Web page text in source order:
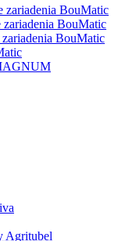
zariadenia BouMatic
zariadenia BouMatic
BouMatic
Agritubel